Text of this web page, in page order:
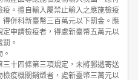
。擅自輸入屬禁止輸入之應施檢疫
併科新臺幣三百萬元以下罰金。應
申請檢疫者，得處新臺幣五萬元以
。
十四條第三項規定，未將郵遞寄送
疫機關銷燬者，處新臺幣三萬元以